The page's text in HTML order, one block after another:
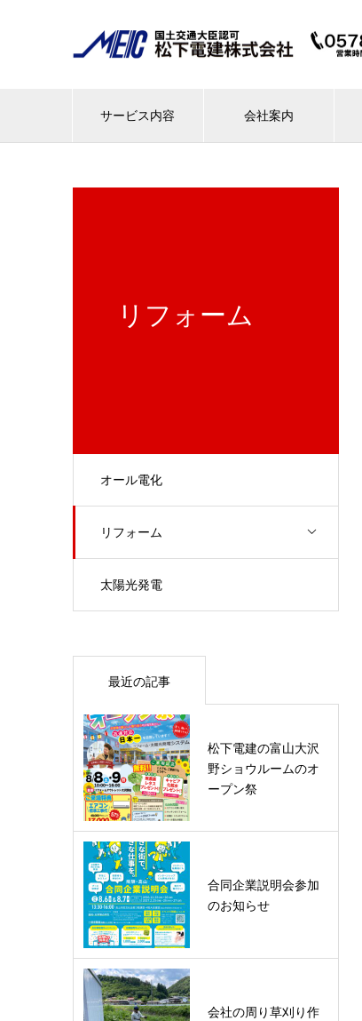
サービス内容 会社案内
リフォーム
オール電化
リフォーム
太陽光発電
最近の記事
松下電建の富山大沢
野ショウルームのオ
ープン祭
合同企業説明会参加
のお知らせ
会社の周り草刈り作